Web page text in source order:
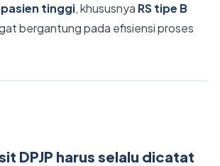
tinggi, khususnya RS tipe B
bergantung pada efisiensi proses
DPJP harus selalu dicatat